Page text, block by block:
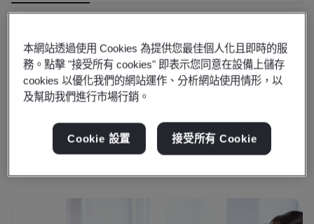
信任的未來
探索信任未來解決方案如何提升您組織的價值、聲譽與韌
本網站透過使用 Cookies 為提供您最佳個人化且即時的服
務。點擊 "接受所有 cookies" 即表示您同意在設備上儲存
cookies 以優化我們的網站運作、分析網站使用情形，以
及幫助我們進行市場行銷。
Cookie 設置 接受所有 Cookie